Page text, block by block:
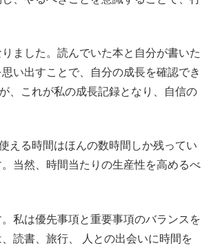
ました。読んでいた本と自分が書いた
い出すことで、自分の成長を確認でき
、これが私の成長記録となり、自信の
える時間はほんの数時間しか残ってい
当然、時間当たりの生産性を高めるべ
私は優先事項と重要事項のバランスを
読書、旅行、 人との出会いに時間を